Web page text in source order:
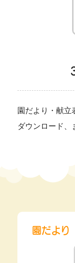
園だより・献立
ダウンロード、
園だより